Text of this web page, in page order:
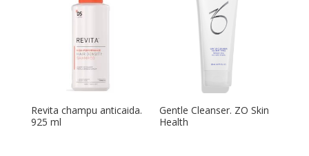
Revita champu anticaida.
925 ml
Gentle Cleanser. ZO Skin
Health